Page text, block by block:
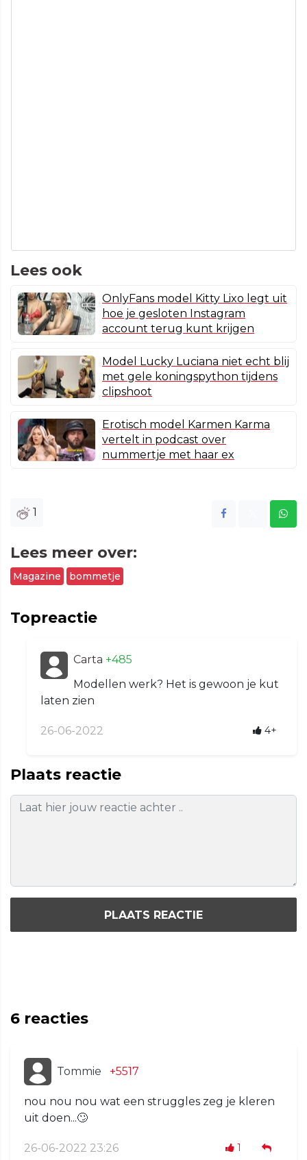
Lees ook
OnlyFans model Kitty Lixo legt uit
hoe je gesloten Instagram
account terug kunt krijgen
Model Lucky Luciana niet echt blij
met gele koningspython tijdens
clipshoot
Erotisch model Karmen Karma
vertelt in podcast over
nummertje met haar ex
1
Lees meer over:
Magazine bommetje
Topreactie
Carta +485
Modellen werk? Het is gewoon je kut
laten zien
26-06-2022 4+
Plaats reactie
PLAATS REACTIE
6 reacties
Tommie +5517
nou nou nou wat een struggles zeg je kleren
uit doen...🙄
26-06-2022 23:26 1